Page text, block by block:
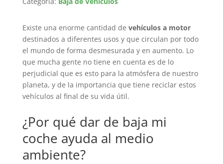
Existe una enorme cantidad de vehículos a motor
destinados a diferentes usos y que circulan por todo
el mundo de forma desmesurada y en aumento. Lo
que mucha gente no tiene en cuenta es de lo
perjudicial que es esto para la atmósfera de nuestro
planeta, y de la importancia que tiene reciclar estos
vehículos al final de su vida útil.
¿Por qué dar de baja mi
coche ayuda al medio
ambiente?